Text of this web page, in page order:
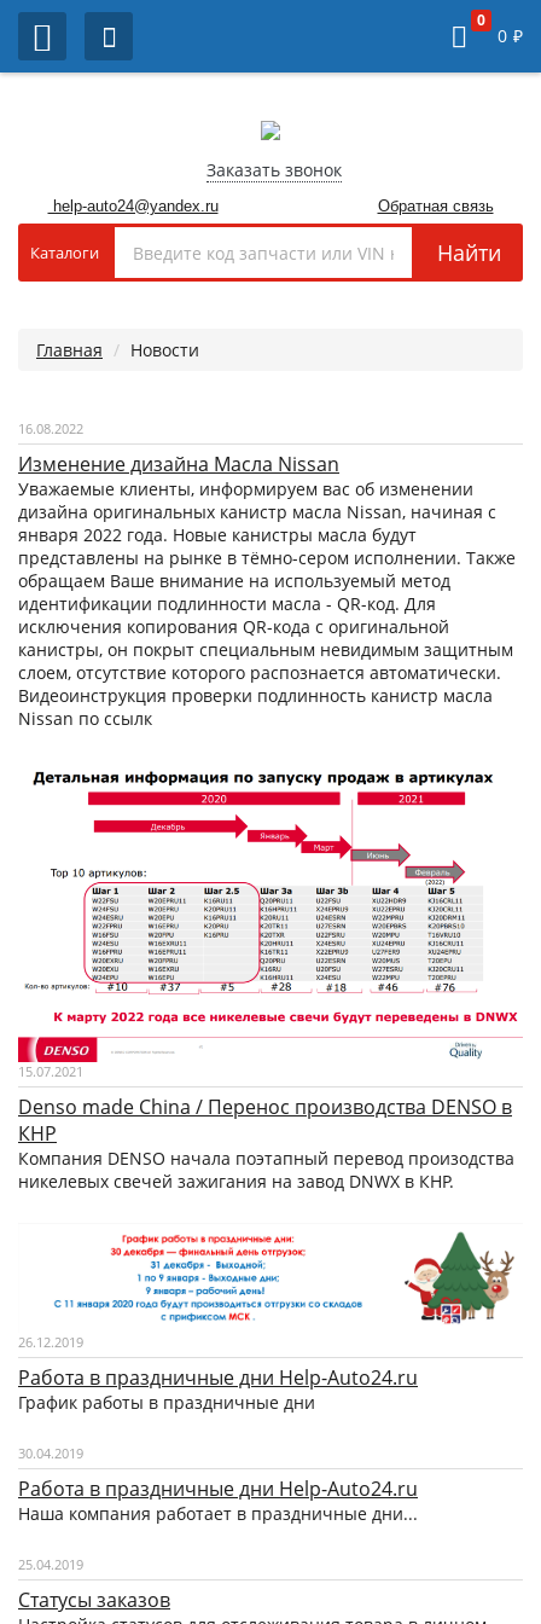
0
0 ₽
Заказать звонок
help-auto24@yandex.ru Обратная связь
Каталоги Найти
Главная Новости
16.08.2022
Изменение дизайна Масла Nissan
Уважаемые клиенты, информируем вас об изменении
дизайна оригинальных канистр масла Nissan, начиная с
января 2022 года. Новые канистры масла будут
представлены на рынке в тёмно-сером исполнении. Также
обращаем Ваше внимание на используемый метод
идентификации подлинности масла - QR-код. Для
исключения копирования QR-кода с оригинальной
канистры, он покрыт специальным невидимым защитным
слоем, отсутствие которого распознается автоматически.
Видеоинструкция проверки подлинность канистр масла
Nissan по ссылк
15.07.2021
Denso made China / Перенос производства DENSO в
КНР
Компания DENSO начала поэтапный перевод произодства
никелевых свечей зажигания на завод DNWX в КНР.
26.12.2019
Работа в праздничные дни Help-Auto24.ru
График работы в праздничные дни
30.04.2019
Работа в праздничные дни Help-Auto24.ru
Наша компания работает в праздничные дни...
25.04.2019
Статусы заказов